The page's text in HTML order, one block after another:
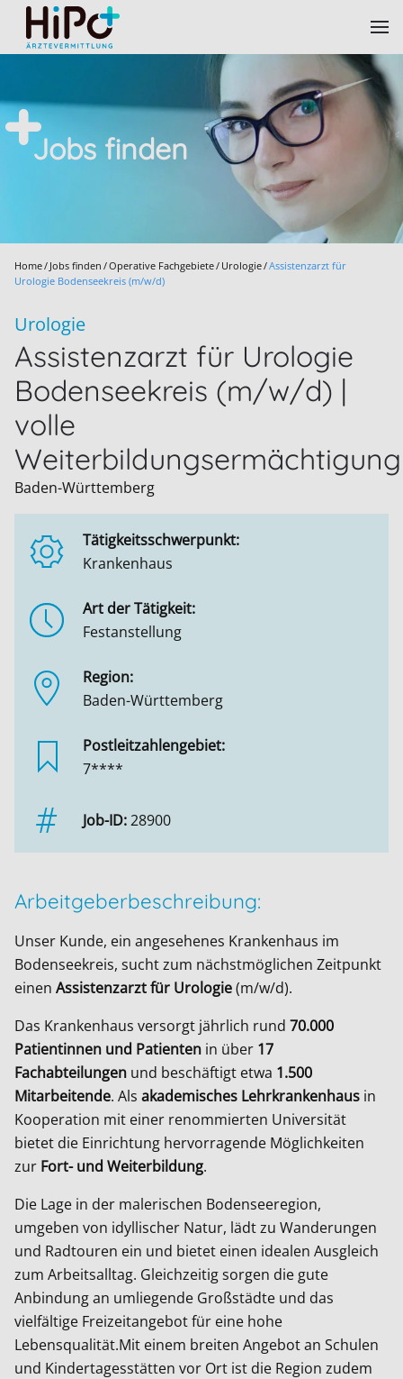
Skip to main content
Jobs finden
Home Jobs finden Operative Fachgebiete Urologie Assistenzarzt für
Urologie Bodenseekreis (m/w/d)
Urologie
Assistenzarzt für Urologie
Bodenseekreis (m/w/d) |
volle
Weiterbildungsermächtigung
Baden-Württemberg
Tätigkeitsschwerpunkt:
Krankenhaus
Art der Tätigkeit:
Festanstellung
Region:
Baden-Württemberg
Postleitzahlengebiet:
7****
Job-ID:28900
Arbeitgeberbeschreibung:
Unser Kunde, ein angesehenes Krankenhaus im
Bodenseekreis, sucht zum nächstmöglichen Zeitpunkt
einen Assistenzarzt für Urologie(m/w/d).
Das Krankenhaus versorgt jährlich rund 70.000
Patientinnen und Patienten in über 17
Fachabteilungen und beschäftigt etwa 1.500
Mitarbeitende. Als akademisches Lehrkrankenhaus in
Kooperation mit einer renommierten Universität
bietet die Einrichtung hervorragende Möglichkeiten
zur Fort- und Weiterbildung.
Die Lage in der malerischen Bodenseeregion,
umgeben von idyllischer Natur, lädt zu Wanderungen
und Radtouren ein und bietet einen idealen Ausgleich
zum Arbeitsalltag. Gleichzeitig sorgen die gute
Anbindung an umliegende Großstädte und das
vielfältige Freizeitangebot für eine hohe
Lebensqualität.Mit einem breiten Angebot an Schulen
und Kindertagesstätten vor Ort ist die Region zudem